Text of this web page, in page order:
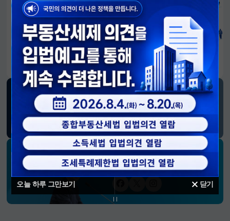
오늘 하루 그만보기 닫기
알림판
국민이 만든 대전환의 길-회복과 도약, 모두의 1년
재정경제부 SNS 소식
블로그페이스북트위터(X)유튜브인스타그램
소통하는 경제 리더 구윤철 장관의
SNS 채널